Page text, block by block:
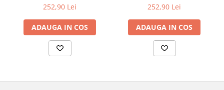
252,90 Lei
ADAUGA IN COS
252,90 Lei
ADAUGA IN COS